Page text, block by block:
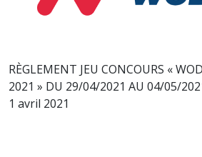
RÈGLEMENT JEU CONCOURS «
2021 » DU 29/04/2021 AU 04/05/
1 avril 2021